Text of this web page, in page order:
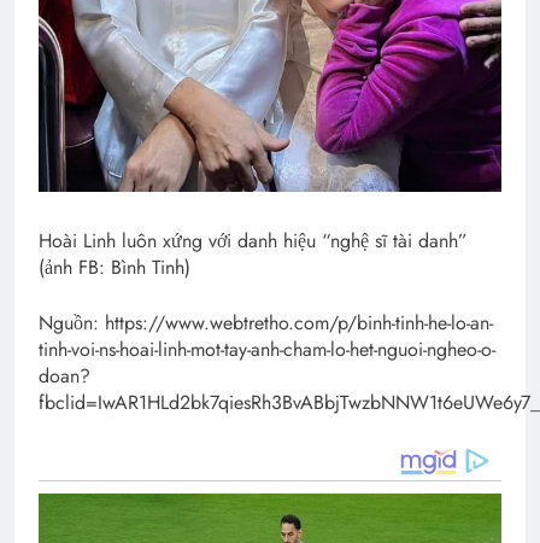
Hoài Linh luôn xứng với danh hiệu “nghệ sĩ tài danh”
(ảnh FB: Bình Tinh)
Nguồn: https://www.webtretho.com/p/binh-tinh-he-lo-an-
tinh-voi-ns-hoai-linh-mot-tay-anh-cham-lo-het-nguoi-ngheo-o-
doan?